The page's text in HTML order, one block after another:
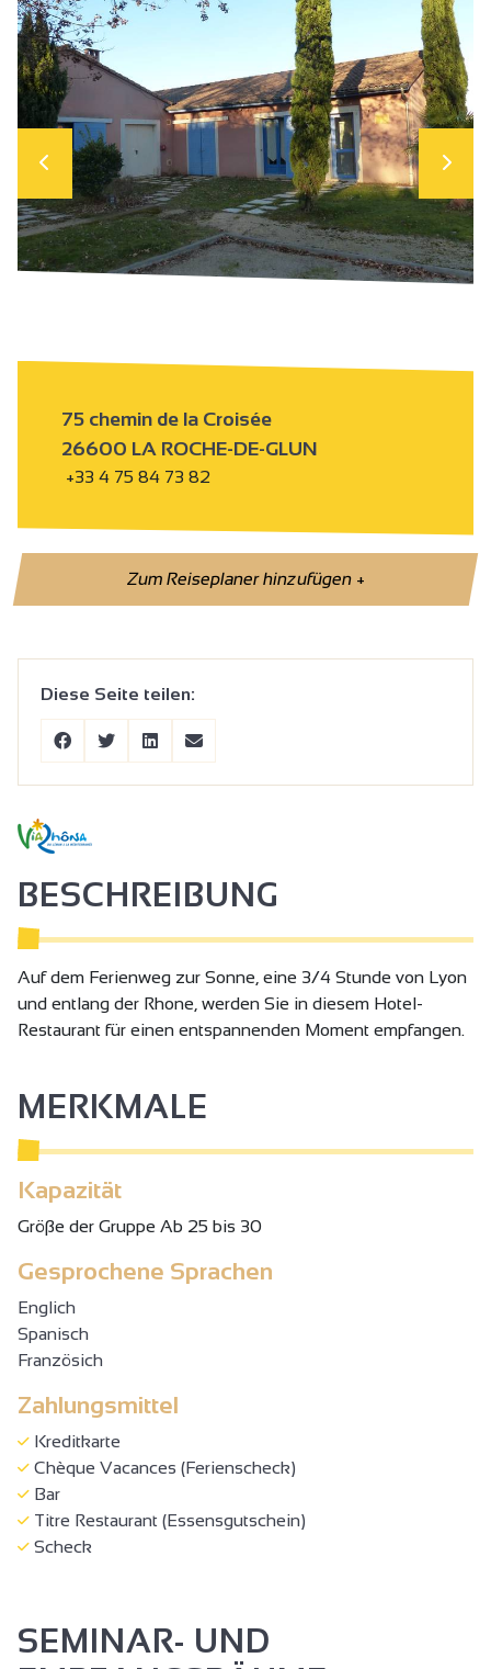
75 chemin de la Croisée
26600 LA ROCHE-DE-GLUN
+33 4 75 84 73 82
Zum Reiseplaner hinzufügen+
Diese Seite teilen:
BESCHREIBUNG
Auf dem Ferienweg zur Sonne, eine 3/4 Stunde von Lyon
und entlang der Rhone, werden Sie in diesem Hotel-
Restaurant für einen entspannenden Moment empfangen.
MERKMALE
Kapazität
Gröβe der Gruppe Ab 25 bis 30
Gesprochene Sprachen
Englich
Spanisch
Französich
Zahlungsmittel
Kreditkarte
Chèque Vacances (Ferienscheck)
Bar
Titre Restaurant (Essensgutschein)
Scheck
SEMINAR- UND